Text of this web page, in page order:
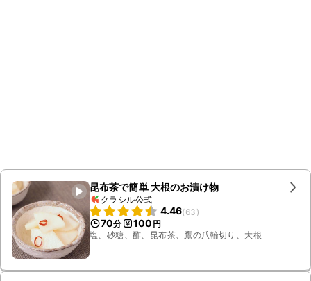
昆布茶で簡単 大根のお漬け物
クラシル公式
4.46(63 )
70分 100 円
塩、砂糖、酢、昆布茶、鷹の爪輪切り、大根